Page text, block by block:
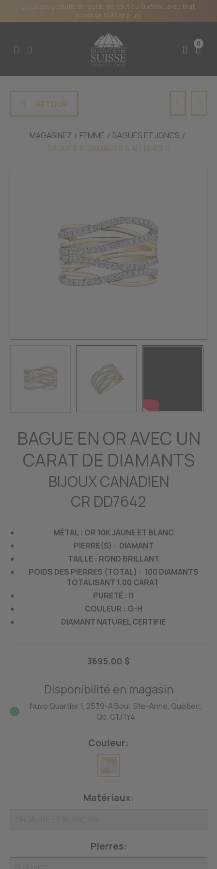
Livraison gratuite et rapide partout au Québec, avec tout
achat de 150$ et plus!
0
RETOUR
MAGASINEZ FEMME
BAGUES ET JONCS
BAGUES À DIAMANTS & ALLIANCES
BAGUE EN OR AVEC UN
CARAT DE DIAMANTS
BIJOUX CANADIEN
CR DD7642
MÉTAL : OR 10K JAUNE ET BLANC
PIERRE(S) : DIAMANT
TAILLE : ROND BRILLANT
POIDS DES PIERRES (TOTAL) : 100 DIAMANTS
TOTALISANT 1,00 CARAT
PURETÉ : I1
COULEUR : G-H
DIAMANT NATUREL CERTIFIÉ
3695.00 $
Disponibilité en magasin
Nuvo Quartier 1, 2539-A Boul. Ste-Anne, Québec,
Qc. G1J 1Y4
Couleur:
Matériaux:
Pierres: